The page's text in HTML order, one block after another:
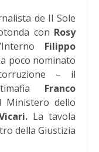
de Il Sole
con Rosy
Filippo
poco nominato
– il
Franco
Ministero dello
La tavola
della Giustizia